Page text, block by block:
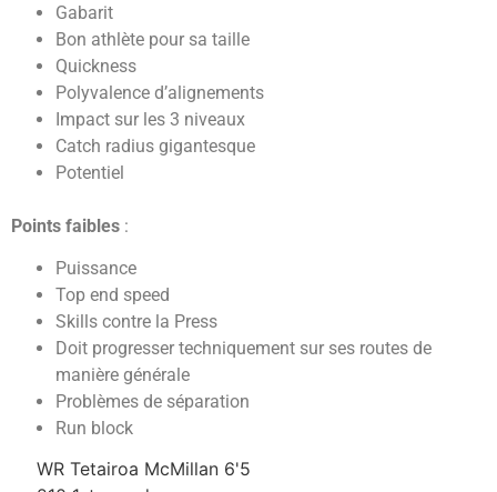
Gabarit
Bon athlète pour sa taille
Quickness
Polyvalence d’alignements
Impact sur les 3 niveaux
Catch radius gigantesque
Potentiel
Points faibles :
Puissance
Top end speed
Skills contre la Press
Doit progresser techniquement sur ses routes de
manière générale
Problèmes de séparation
Run block
WR Tetairoa McMillan 6'5